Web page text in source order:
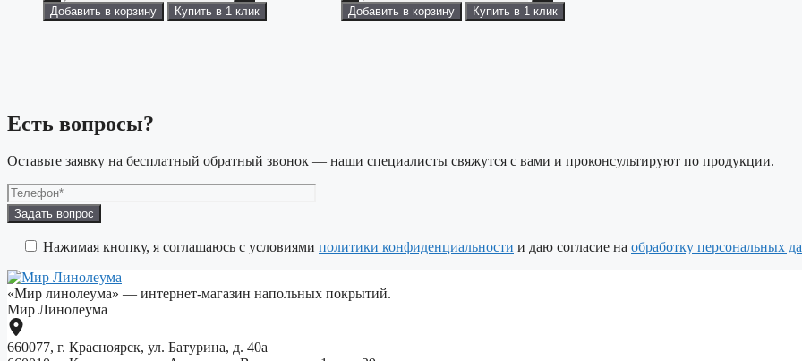
Добавить в корзину
Купить в 1 клик
Добавить в корзину
Купить в 1 клик
Есть вопросы?
Оставьте заявку на бесплатный обратный звонок — наши специалисты свяжутся с вами и проконсультируют по продукции.
Оставьте
это
поле Нажимая кнопку, я соглашаюсь с условиями политики конфиденциальности и даю согласие на обработку персональных
«Мир линолеума» — интернет-магазин напольных покрытий.
Мир Линолеума
660077, г. Красноярск, ул. Батурина, д. 40а